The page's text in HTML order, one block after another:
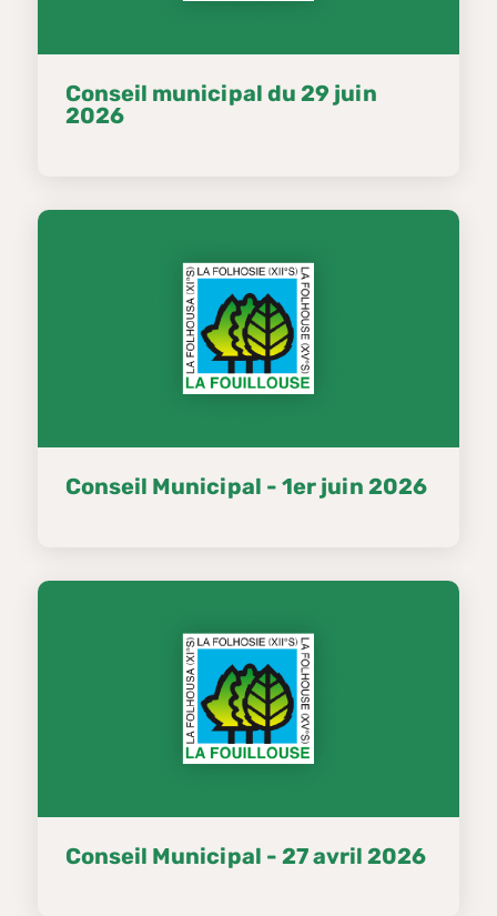
Conseil municipal du 29 juin
2026
Conseil Municipal - 1er juin 2026
Conseil Municipal - 27 avril 2026